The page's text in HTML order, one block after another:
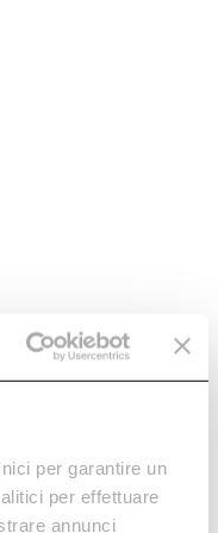
per garantire un
per effettuare
annunci